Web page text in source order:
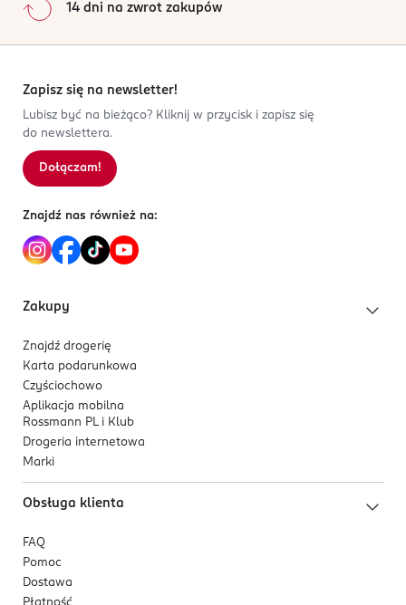
14 dni na zwrot zakupów
Zapisz się na newsletter!
Lubisz być na bieżąco? Kliknij w przycisk i zapisz się
do newslettera.
Dołączam!
Znajdź nas również na:
Zakupy
Znajdź drogerię
Karta podarunkowa
Czyściochowo
Aplikacja mobilna
Rossmann PL i Klub
Drogeria internetowa
Marki
Obsługa klienta
FAQ
Pomoc
Dostawa
Płatność